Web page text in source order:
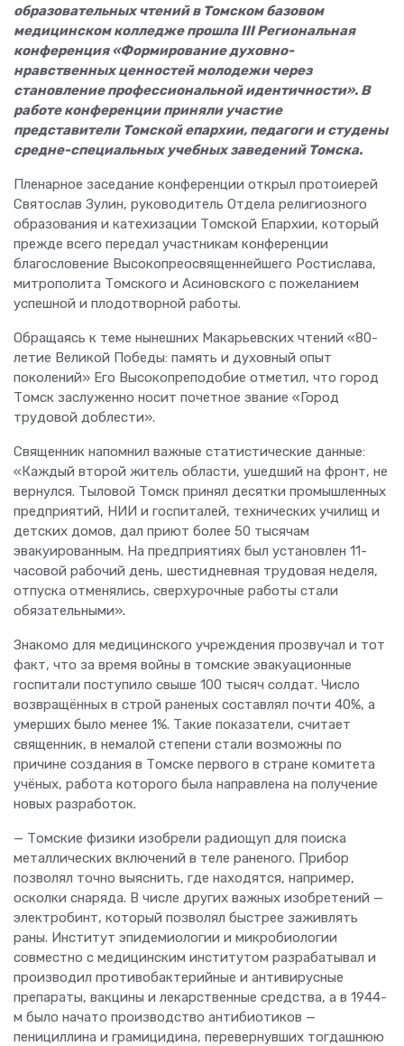
образовательных чтений в Томском базовом
медицинском колледже прошла III Региональная
конференция «Формирование духовно-
нравственных ценностей молодежи через
становление профессиональной идентичности». В
работе конференции приняли участие
представители Томской епархии, педагоги и студены
средне-специальных учебных заведений Томска.
Пленарное заседание конференции открыл протоиерей
Святослав Зулин, руководитель Отдела религиозного
образования и катехизации Томской Епархии, который
прежде всего передал участникам конференции
благословение Высокопреосвященнейшего Ростислава,
митрополита Томского и Асиновского с пожеланием
успешной и плодотворной работы.
Обращаясь к теме нынешних Макарьевских чтений «80-
летие Великой Победы: память и духовный опыт
поколений» Его Высокопреподобие отметил, что город
Томск заслуженно носит почетное звание «Город
трудовой доблести».
Священник напомнил важные статистические данные:
«Каждый второй житель области, ушедший на фронт, не
вернулся. Тыловой Томск принял десятки промышленных
предприятий, НИИ и госпиталей, технических училищ и
детских домов, дал приют более 50 тысячам
эвакуированным. На предприятиях был установлен 11-
часовой рабочий день, шестидневная трудовая неделя,
отпуска отменялись, сверхурочные работы стали
обязательными».
Знакомо для медицинского учреждения прозвучал и тот
факт, что за время войны в томские эвакуационные
госпитали поступило свыше 100 тысяч солдат. Число
возвращённых в строй раненых составлял почти 40%, а
умерших было менее 1%. Такие показатели, считает
священник, в немалой степени стали возможны по
причине создания в Томске первого в стране комитета
учёных, работа которого была направлена на получение
новых разработок.
— Томские физики изобрели радиощуп для поиска
металлических включений в теле раненого. Прибор
позволял точно выяснить, где находятся, например,
осколки снаряда. В числе других важных изобретений —
электробинт, который позволял быстрее заживлять
раны. Институт эпидемиологии и микробиологии
совместно с медицинским институтом разрабатывал и
производил противобактерийные и антивирусные
препараты, вакцины и лекарственные средства, а в 1944-
м было начато производство антибиотиков —
пенициллина и грамицидина, перевернувших тогдашнюю